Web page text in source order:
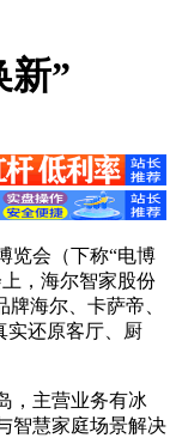
新”
览会（下称“电博
，海尔智家股份
海尔、卡萨帝、
实还原客厅、厨
，主营业务有冰
智慧家庭场景解决